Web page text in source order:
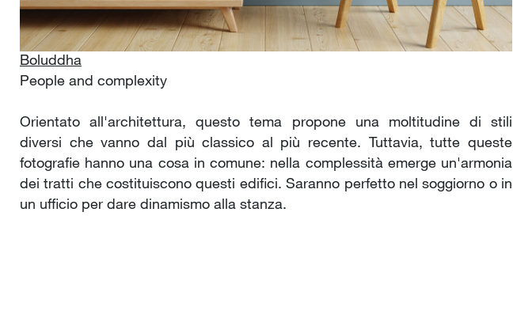
Boluddha
People and complexity
Orientato all'architettura, questo tema propone una moltitudine di stili
diversi che vanno dal più classico al più recente. Tuttavia, tutte queste
fotografie hanno una cosa in comune: nella complessità emerge un'armonia
dei tratti che costituiscono questi edifici. Saranno perfetto nel soggiorno o in
un ufficio per dare dinamismo alla stanza.